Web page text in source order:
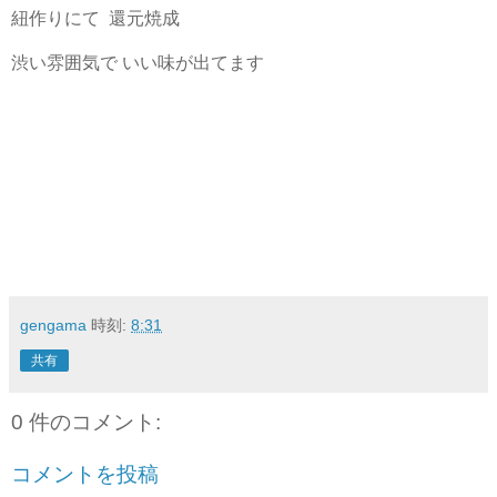
紐作りにて 還元焼成
渋い雰囲気で いい味が出てます
gengama 時刻: 8:31
共有
0 件のコメント:
コメントを投稿